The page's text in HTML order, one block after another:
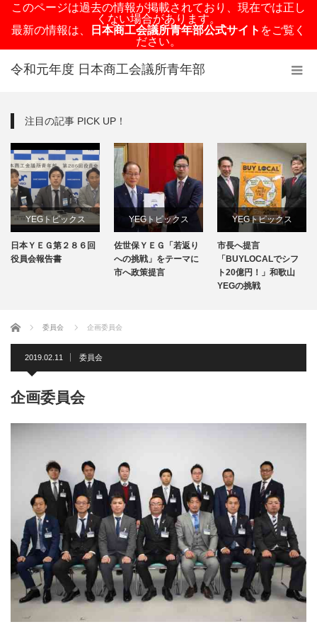
このページは過去の情報が掲載されており、現在では正し
くない場合があります。
最新の情報は、
日本商工会議所青年部公式サイト をご覧く
ださい。
令和元年度 日本商工会議所青年部
注目の記事 PICK UP！
YEGトピックス
日本YEG事業
日本ＹＥＧ第２８６回
役員会報告書
YEGトピックス
メディア掲載情報
佐世保ＹＥＧ「若返り
への挑戦」をテーマに
市へ政策提言
YEGトピックス
メディア掲載情報
地域のYEG情報
市長へ提言
「BUYLOCALでシフ
ト20億円！」和歌山
YEGの挑戦
ホーム 委員会 企画委員会
2019.02.11 委員会
企画委員会